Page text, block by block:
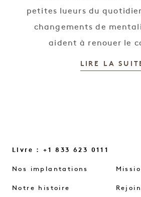
petites lueurs du
changements de
aident à renouer le
LIRE LA
Livre : +1 833 623 0111
Nos implantations
Notre histoire